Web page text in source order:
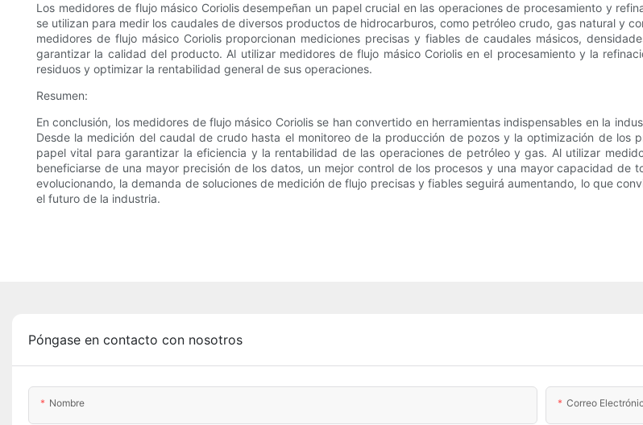
Los medidores de flujo másico Coriolis desempeñan un papel crucial en las operaciones de procesamiento y
se utilizan para medir los caudales de diversos productos de hidrocarburos, como petróleo crudo, gas natural y
medidores de flujo másico Coriolis proporcionan mediciones precisas y fiables de caudales másicos,
garantizar la calidad del producto. Al utilizar medidores de flujo másico Coriolis en el procesamiento y la
residuos y optimizar la rentabilidad general de sus operaciones.
Resumen:
En conclusión, los medidores de flujo másico Coriolis se han convertido en herramientas indispensables en la
Desde la medición del caudal de crudo hasta el monitoreo de la producción de pozos y la optimización de los
papel vital para garantizar la eficiencia y la rentabilidad de las operaciones de petróleo y gas. Al utilizar
beneficiarse de una mayor precisión de los datos, un mejor control de los procesos y una mayor capacidad
evolucionando, la demanda de soluciones de medición de flujo precisas y fiables seguirá aumentando, lo que
el futuro de la industria.
Póngase en contacto con nosotros
Nombre Correo